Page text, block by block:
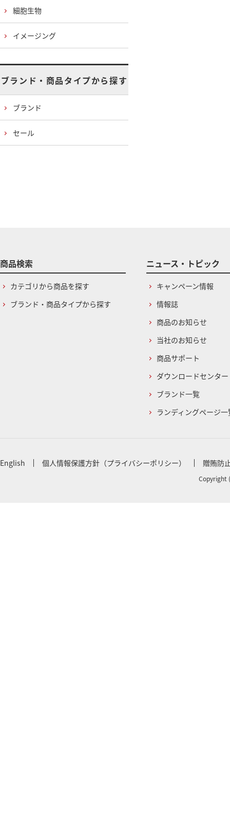
細胞生物
イメージング
ブランド・商品タイプから探す
ブランド
セール
商品検索
カテゴリから商品を探す
ブランド・商品タイプから探す
ニュース・トピック
キャンペーン情報
情報誌
商品のお知らせ
当社のお知らせ
商品サポート
ダウンロードセンター
ブランド一覧
ランディングページ一
English 個人情報保護方針（プライバシーポリシー） 贈賄防
Copyright